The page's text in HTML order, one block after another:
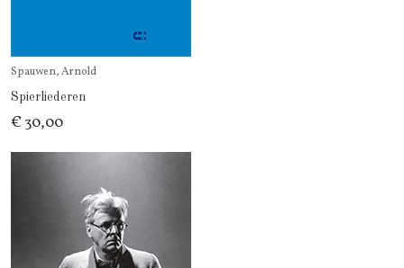
Spauwen, Arnold
Spierliederen
€ 30,00